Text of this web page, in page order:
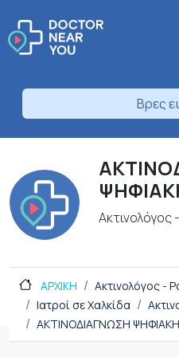
Βρες
Ακτινολόγος
ΑΡΧΙΚΗ
Ακτινολόγος -
Ιατροί σε Χαλκίδα
ΑΚΤΙΝΟΔΙΑΓΝΩΣΗ ΨΗΦΙΑΚΗ